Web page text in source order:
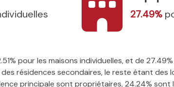
27.49%
pour les maisons individuelles, et de
résidences secondaires, le reste étant des
principale sont propriétaires, 24.24%